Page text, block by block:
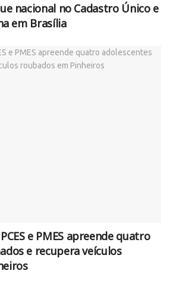
nacional no Cadastro Único e
em Brasília
e PMES apreende quatro
e recupera veículos